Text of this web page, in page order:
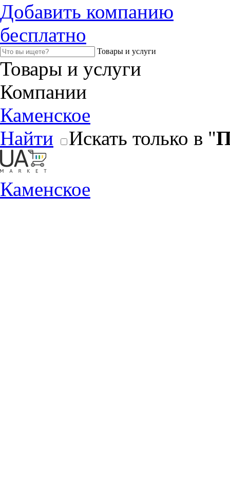
Добавить компанию
бесплатно
Товары и услуги
Товары и услуги
Компании
Каменское
Найти
Искать только в "
Каменское